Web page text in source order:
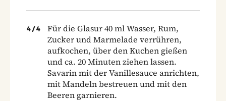
4 /4
Für die Glasur 40 ml Wasser, Rum,
Zucker und Marmelade verrühren,
aufkochen, über den Kuchen gießen
und ca. 20 Minuten ziehen lassen.
Savarin mit der Vanillesauce anrichten,
mit Mandeln bestreuen und mit den
Beeren garnieren.